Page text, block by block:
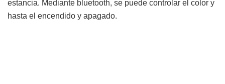
estancia. Mediante bluetooth, se puede controlar el color y
hasta el encendido y apagado.